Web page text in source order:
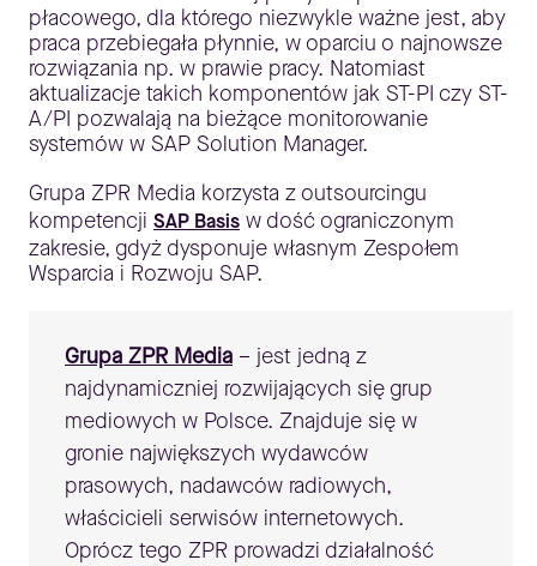
płacowego, dla którego niezwykle ważne jest, aby
praca przebiegała płynnie, w oparciu o najnowsze
rozwiązania np. w prawie pracy. Natomiast
aktualizacje takich komponentów jak ST-PI czy ST-
A/PI pozwalają na bieżące monitorowanie
systemów w SAP Solution Manager.
Grupa ZPR Media korzysta z outsourcingu
kompetencji SAP Basis w dość ograniczonym
zakresie, gdyż dysponuje własnym Zespołem
Wsparcia i Rozwoju SAP.
Grupa ZPR Media – jest jedną z
najdynamiczniej rozwijających się grup
mediowych w Polsce. Znajduje się w
gronie największych wydawców
prasowych, nadawców radiowych,
właścicieli serwisów internetowych.
Oprócz tego ZPR prowadzi działalność